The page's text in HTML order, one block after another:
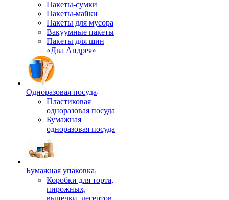
Пакеты-сумки
Пакеты-майки
Пакеты для мусора
Вакуумные пакеты
Пакеты для шин
«Два Андрея»
Одноразовая посуда
Пластиковая
одноразовая посуда
Бумажная
одноразовая посуда
Бумажная упаковка
Коробки для торта,
пирожных,
выпечки, десертов